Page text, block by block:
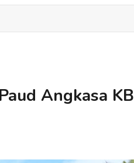
Angkasa KB